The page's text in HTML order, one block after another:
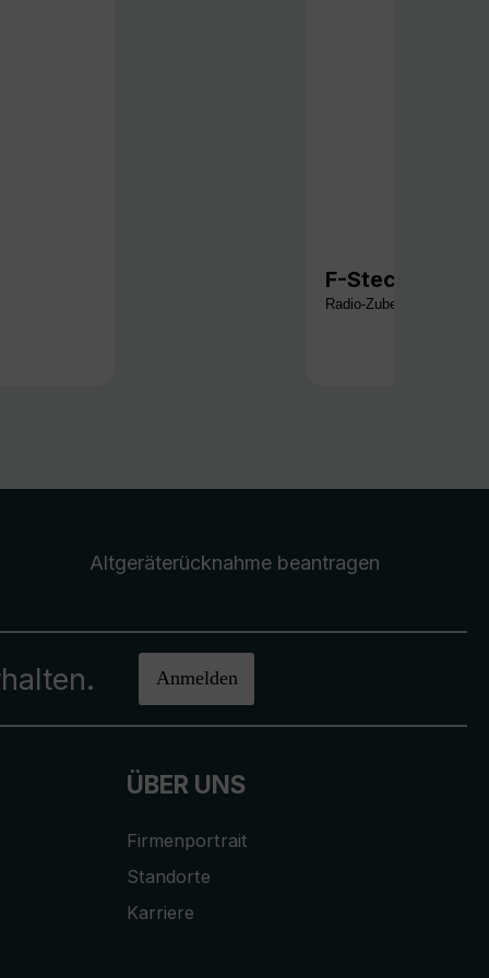
F-Stecker-
Radio-Zubehör
Altgeräterücknahme beantragen
Anmelden
ÜBER UNS
Firmenportrait
Standorte
Karriere